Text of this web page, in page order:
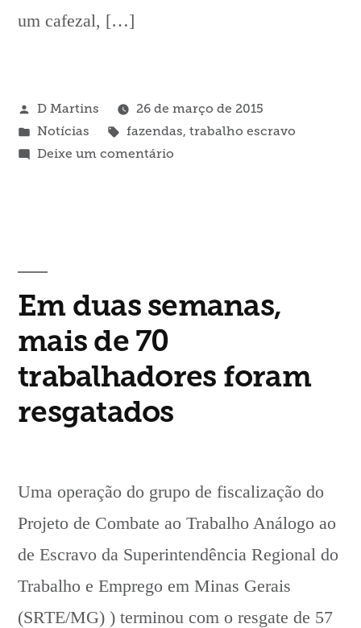
um cafezal, […]
Publicado
por
D Martins
26 de março de 2015
Publicado
em
Notícias Tags:
fazendas, trabalho escravo
Deixe um comentárioem
em
trabalho
Em duas semanas,
mais de 70
trabalhadores foram
resgatados
Uma operação do grupo de fiscalização do
Projeto de Combate ao Trabalho Análogo ao
de Escravo da Superintendência Regional do
Trabalho e Emprego em Minas Gerais
(SRTE/MG) ) terminou com o resgate de 57